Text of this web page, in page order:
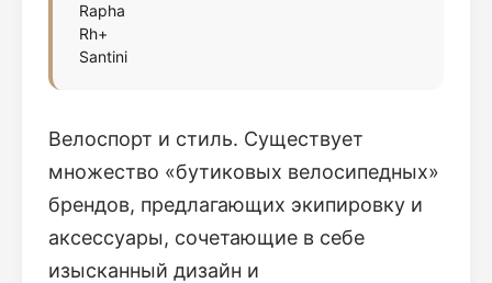
Rapha
Rh+
Santini
Велоспорт и стиль. Существует
множество «бутиковых велосипедных»
брендов, предлагающих экипировку и
аксессуары, сочетающие в себе
изысканный дизайн и